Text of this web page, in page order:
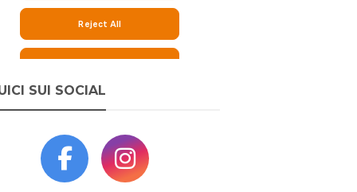
SUI SOCIAL